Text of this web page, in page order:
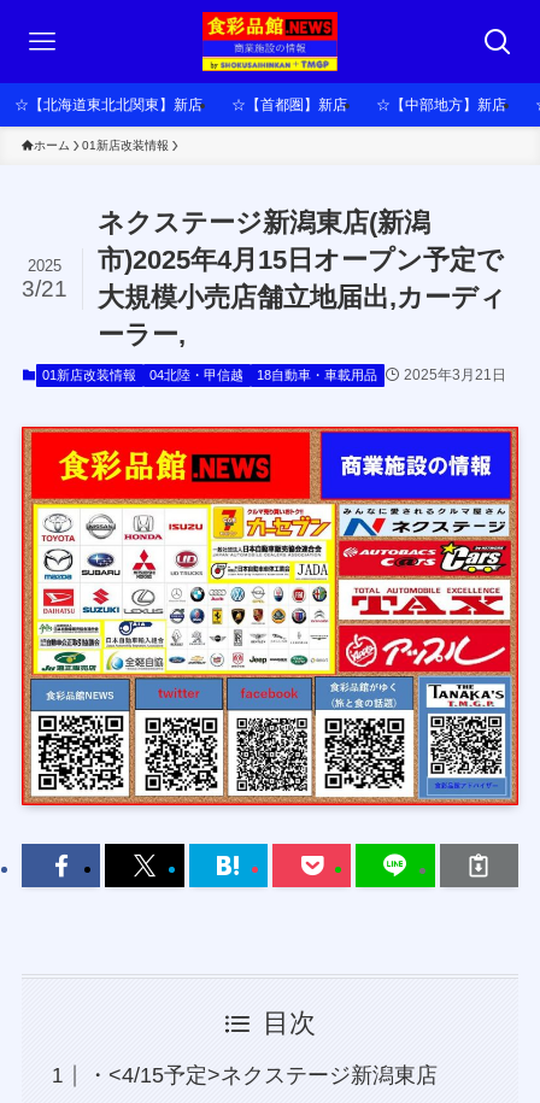
☆【北海道東北北関東】新店 ☆【首都圏】新店 ☆【中部地方】新店
ホーム 01新店改装情報
ネクステージ新潟東店(新潟
市)2025年4月15日オープン予定で
大規模小売店舗立地届出,カーディ
ーラー,
2025
3/21
01新店改装情報 04北陸・甲信越 18自動車・車載用品 2025年3月21日
目次
・<4/15予定>ネクステージ新潟東店